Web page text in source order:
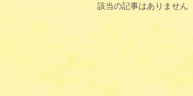
該当の記事はありません